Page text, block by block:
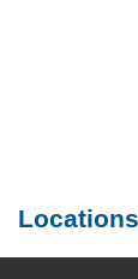
Locations